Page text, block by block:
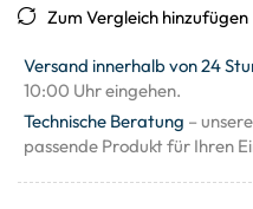
Zum Vergleich hinzufügen
Versand innerhalb von 24
10:00 Uhr eingehen.
Technische Beratung –
passende Produkt für Ihren